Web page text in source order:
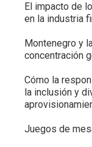
El impacto de
en la industria
Montenegro y
concentración
Cómo la
la inclusión y
Juegos de